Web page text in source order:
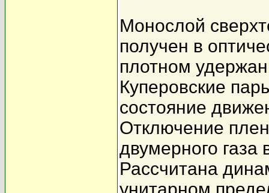
Монослой
получен в
плотном
Куперовские
состояние
Отключение
двумерного газа
Рассчитана